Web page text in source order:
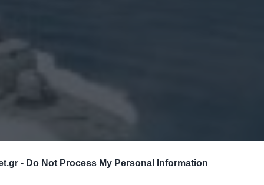
- Do Not Process My Personal Information